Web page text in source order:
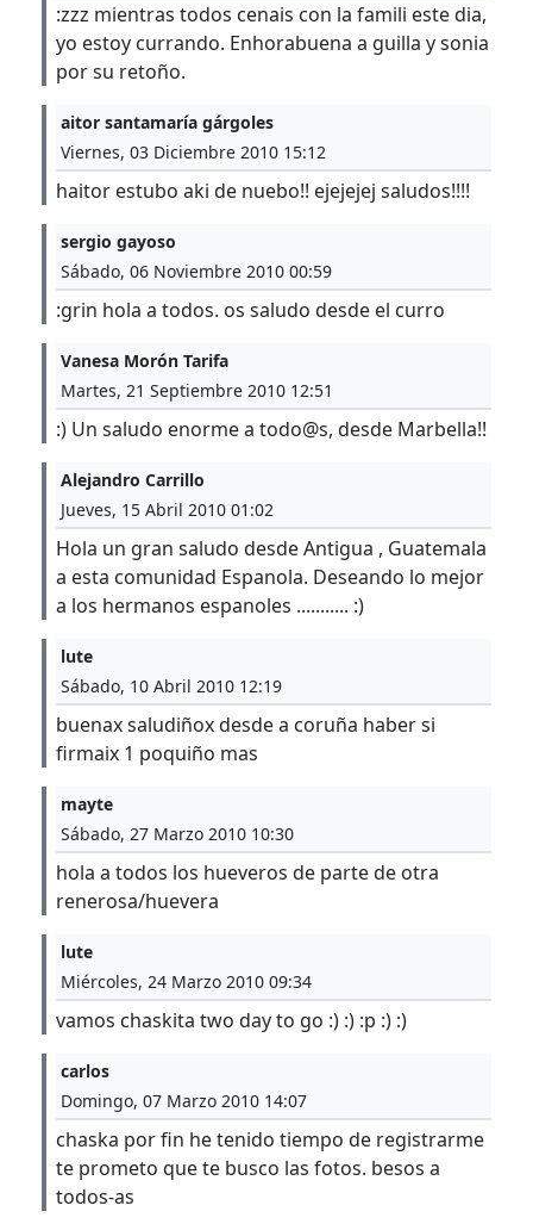
:zzz mientras todos cenais con la famili este dia,
yo estoy currando. Enhorabuena a guilla y sonia
por su retoño.
aitor santamaría gárgoles
Viernes, 03 Diciembre 2010 15:12
haitor estubo aki de nuebo!! ejejejej saludos!!!!
sergio gayoso
Sábado, 06 Noviembre 2010 00:59
:grin hola a todos. os saludo desde el curro
Vanesa Morón Tarifa
Martes, 21 Septiembre 2010 12:51
:) Un saludo enorme a todo@s, desde Marbella!!
Alejandro Carrillo
Jueves, 15 Abril 2010 01:02
Hola un gran saludo desde Antigua , Guatemala
a esta comunidad Espanola. Deseando lo mejor
a los hermanos espanoles ........... :)
lute
Sábado, 10 Abril 2010 12:19
buenax saludiñox desde a coruña haber si
firmaix 1 poquiño mas
mayte
Sábado, 27 Marzo 2010 10:30
hola a todos los hueveros de parte de otra
renerosa/huevera
lute
Miércoles, 24 Marzo 2010 09:34
vamos chaskita two day to go :) :) :p :) :)
carlos
Domingo, 07 Marzo 2010 14:07
chaska por fin he tenido tiempo de registrarme
te prometo que te busco las fotos. besos a
todos-as